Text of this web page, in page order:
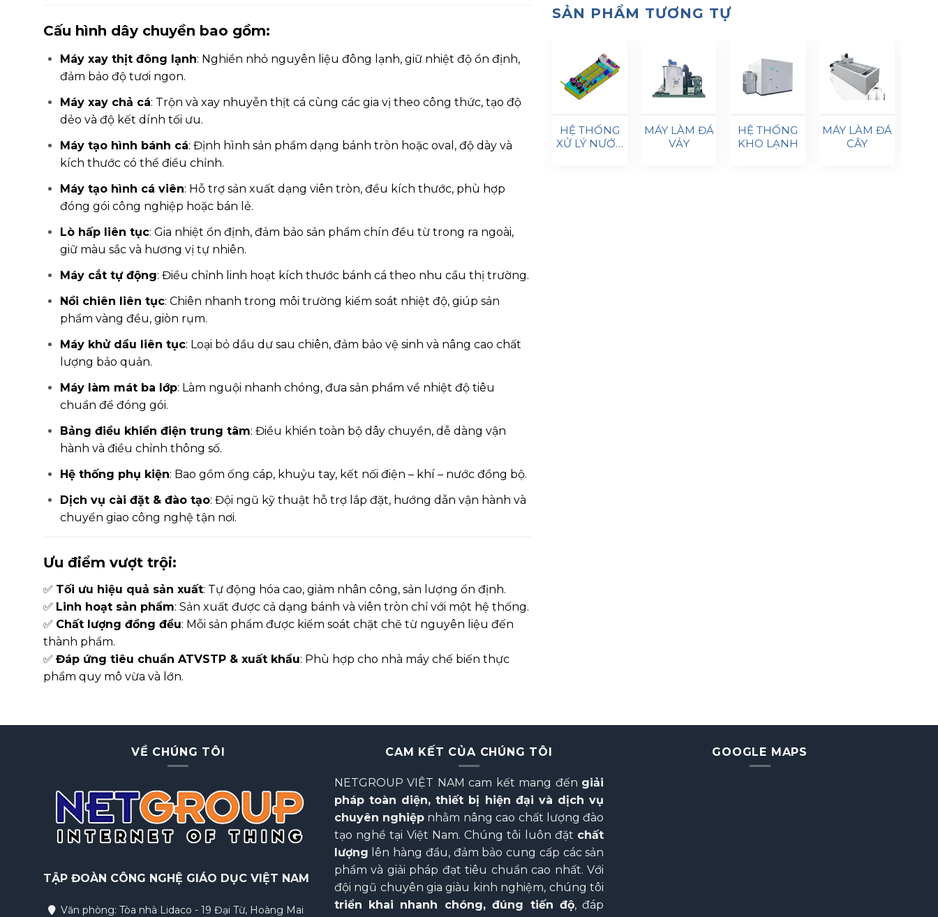
Cấu hình dây chuyền bao gồm:
Máy xay thịt đông lạnh: Nghiền nhỏ nguyên liệu đông lạnh, giữ nhiệt độ ổn định,
đảm bảo độ tươi ngon.
Máy xay chả cá: Trộn và xay nhuyễn thịt cá cùng các gia vị theo công thức, tạo độ
dẻo và độ kết dính tối ưu.
Máy tạo hình bánh cá: Định hình sản phẩm dạng bánh tròn hoặc oval, độ dày và
kích thước có thể điều chỉnh.
Máy tạo hình cá viên: Hỗ trợ sản xuất dạng viên tròn, đều kích thước, phù hợp
đóng gói công nghiệp hoặc bán lẻ.
Lò hấp liên tục: Gia nhiệt ổn định, đảm bảo sản phẩm chín đều từ trong ra ngoài,
giữ màu sắc và hương vị tự nhiên.
Máy cắt tự động: Điều chỉnh linh hoạt kích thước bánh cá theo nhu cầu thị trường.
Nồi chiên liên tục: Chiên nhanh trong môi trường kiểm soát nhiệt độ, giúp sản
phẩm vàng đều, giòn rụm.
Máy khử dầu liên tục: Loại bỏ dầu dư sau chiên, đảm bảo vệ sinh và nâng cao chất
lượng bảo quản.
Máy làm mát ba lớp: Làm nguội nhanh chóng, đưa sản phẩm về nhiệt độ tiêu
chuẩn để đóng gói.
Bảng điều khiển điện trung tâm: Điều khiển toàn bộ dây chuyền, dễ dàng vận
hành và điều chỉnh thông số.
Hệ thống phụ kiện: Bao gồm ống cáp, khuỷu tay, kết nối điện – khí – nước đồng bộ.
Dịch vụ cài đặt & đào tạo: Đội ngũ kỹ thuật hỗ trợ lắp đặt, hướng dẫn vận hành và
chuyển giao công nghệ tận nơi.
Ưu điểm vượt trội:
✅ Tối ưu hiệu quả sản xuất: Tự động hóa cao, giảm nhân công, sản lượng ổn định.
✅ Linh hoạt sản phẩm: Sản xuất được cả dạng bánh và viên tròn chỉ với một hệ thống.
✅ Chất lượng đồng đều: Mỗi sản phẩm được kiểm soát chặt chẽ từ nguyên liệu đến
thành phẩm.
✅ Đáp ứng tiêu chuẩn ATVSTP & xuất khẩu: Phù hợp cho nhà máy chế biến thực
phẩm quy mô vừa và lớn.
SẢN PHẨM TƯƠNG TỰ
HỆ THỐNG
XỬ LÝ NƯỚC
MÁY LÀM ĐÁ
VẢY
HỆ THỐNG
KHO LẠNH
MÁY LÀM ĐÁ
CÂY
DÂY CHUYỀN
CHẾ BIẾN
– CÔNG SUẤT
600–800
HỆ THỐNG
LÀM LẠNH
BĂNG
HỆ THỐNG
TỦ ĐÔNG
VỀ CHÚNG TÔI
TẬP ĐOÀN CÔNG NGHỆ GIÁO DỤC VIỆT NAM
Văn phòng: Tòa nhà Lidaco - 19 Đại Từ, Hoàng Mai
CAM KẾT CỦA CHÚNG TÔI
NETGROUP VIỆT NAM cam kết mang đến giải
pháp toàn diện, thiết bị hiện đại và dịch vụ
chuyên nghiệp nhằm nâng cao chất lượng đào
tạo nghề tại Việt Nam. Chúng tôi luôn đặt chất
lượng lên hàng đầu, đảm bảo cung cấp các sản
phẩm và giải pháp đạt tiêu chuẩn cao nhất. Với
đội ngũ chuyên gia giàu kinh nghiệm, chúng tôi
triển khai nhanh chóng, đúng tiến độ, đáp
GOOGLE MAPS